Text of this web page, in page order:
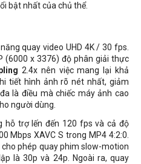
bật nhất của chủ thể.
quay video UHD 4K / 30 fps.
(6000 x 3376) độ phân giải thực
2.4x nên việc mang lại khả
tiết hình ảnh rõ nét nhất, giảm
là điều mà chiếc máy ảnh cao
người dùng.
hỗ trợ lến đến 120 fps và cả độ
Mbps XAVC S trong MP4 4:2:0.
phép quay phim slow-motion
là 30p và 24p. Ngoài ra, quay